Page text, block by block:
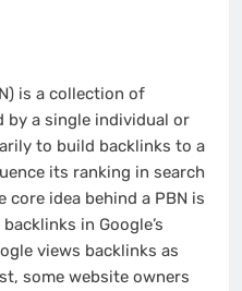
is a collection of
a single individual or
to build backlinks to a
its ranking in search
core idea behind a PBN is
in Google’s
views backlinks as
some website owners